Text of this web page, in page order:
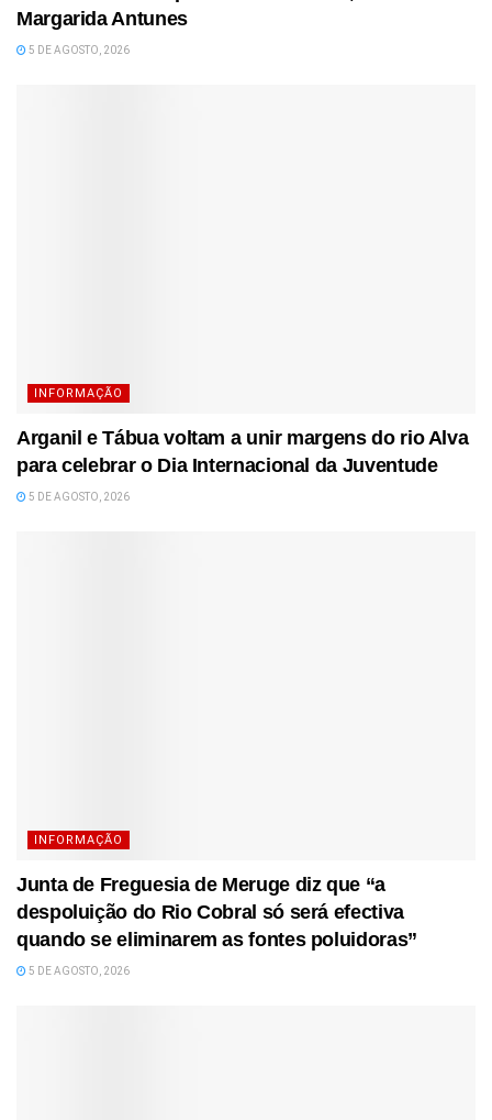
Margarida Antunes
5 DE AGOSTO, 2026
INFORMAÇÃO
Arganil e Tábua voltam a unir margens do rio Alva
para celebrar o Dia Internacional da Juventude
5 DE AGOSTO, 2026
INFORMAÇÃO
Junta de Freguesia de Meruge diz que “a
despoluição do Rio Cobral só será efectiva
quando se eliminarem as fontes poluidoras”
5 DE AGOSTO, 2026